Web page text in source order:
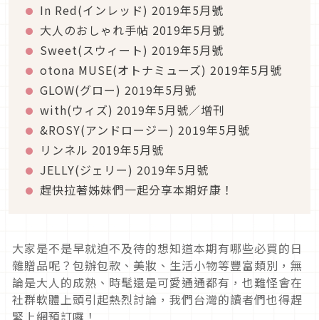
In Red(インレッド) 2019年5月號
大人のおしゃれ手帖 2019年5月號
Sweet(スウィート) 2019年5月號
otona MUSE(オトナミューズ) 2019年5月號
GLOW(グロー) 2019年5月號
with(ウィズ) 2019年5月號／增刊
&ROSY(アンドロージー) 2019年5月號
リンネル 2019年5月號
JELLY(ジェリー) 2019年5月號
趕快拉著姊妹們一起分享本期好康！
大家是不是早就迫不及待的想知道本期有哪些必買的日
雜贈品呢？包辦包款、美妝、生活小物等豐富類別，無
論是大人的成熟、時髦還是可愛通通都有，也難怪會在
社群軟體上頭引起熱烈討論，我們台灣的讀者們也得趕
緊上網預訂囉！